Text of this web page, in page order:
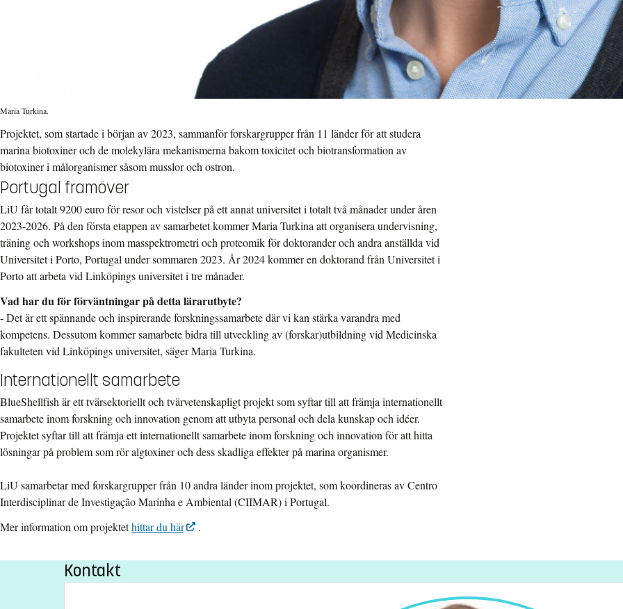
Maria Turkina.
Projektet, som startade i början av 2023, sammanför forskargrupper från 11 länder för att studera
marina biotoxiner och de molekylära mekanismerna bakom toxicitet och biotransformation av
biotoxiner i målorganismer såsom musslor och ostron.
Portugal framöver
LiU får totalt 9200 euro för resor och vistelser på ett annat universitet i totalt två månader under åren
2023-2026. På den första etappen av samarbetet kommer Maria Turkina att organisera undervisning,
träning och workshops inom masspektrometri och proteomik för doktorander och andra anställda vid
Universitet i Porto, Portugal under sommaren 2023. År 2024 kommer en doktorand från Universitet i
Porto att arbeta vid Linköpings universitet i tre månader.
Vad har du för förväntningar på detta lärarutbyte?
- Det är ett spännande och inspirerande forskningssamarbete där vi kan stärka varandra med
kompetens. Dessutom kommer samarbete bidra till utveckling av (forskar)utbildning vid Medicinska
fakulteten vid Linköpings universitet, säger Maria Turkina.
Internationellt samarbete
BlueShellfish är ett tvärsektoriellt och tvärvetenskapligt projekt som syftar till att främja internationellt
samarbete inom forskning och innovation genom att utbyta personal och dela kunskap och idéer.
Projektet syftar till att främja ett internationellt samarbete inom forskning och innovation för att hitta
lösningar på problem som rör algtoxiner och dess skadliga effekter på marina organismer.
LiU samarbetar med forskargrupper från 10 andra länder inom projektet, som koordineras av Centro
Interdisciplinar de Investigação Marinha e Ambiental (CIIMAR) i Portugal.
Mer information om projektethittar du här .
Kontakt